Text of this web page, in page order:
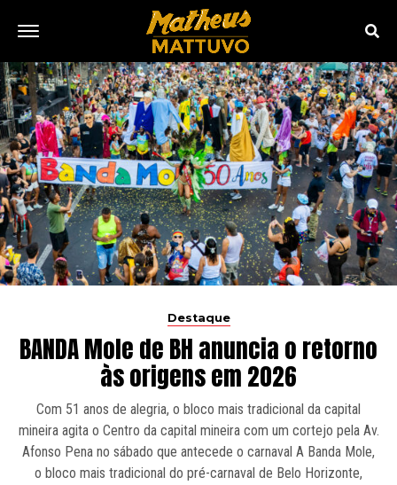
Destaque
BANDA Mole de BH anuncia o retorno
às origens em 2026
Com 51 anos de alegria, o bloco mais tradicional da capital
mineira agita o Centro da capital mineira com um cortejo pela Av.
Afonso Pena no sábado que antecede o carnaval A Banda Mole,
o bloco mais tradicional do pré-carnaval de Belo Horizonte,